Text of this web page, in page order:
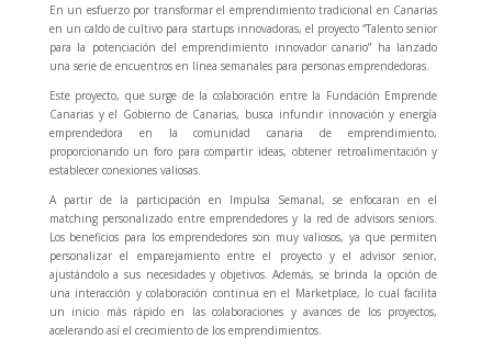
En un esfuerzo por transformar el emprendimiento tradicional en Canarias
en un caldo de cultivo para startups innovadoras, el proyecto “Talento senior
para la potenciación del emprendimiento innovador canario” ha lanzado
una serie de encuentros en línea semanales para personas emprendedoras.
Este proyecto, que surge de la colaboración entre la Fundación Emprende
Canarias y el Gobierno de Canarias, busca infundir innovación y energía
emprendedora en la comunidad canaria de emprendimiento,
proporcionando un foro para compartir ideas, obtener retroalimentación y
establecer conexiones valiosas.
A partir de la participación en Impulsa Semanal, se enfocaran en el
matching personalizado entre emprendedores y la red de advisors seniors.
Los beneficios para los emprendedores son muy valiosos, ya que permiten
personalizar el emparejamiento entre el proyecto y el advisor senior,
ajustándolo a sus necesidades y objetivos. Además, se brinda la opción de
una interacción y colaboración continua en el Marketplace, lo cual facilita
un inicio más rápido en las colaboraciones y avances de los proyectos,
acelerando así el crecimiento de los emprendimientos.